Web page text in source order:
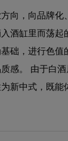
向，向品牌化
酒缸里而荡起
础，进行色值
感。 由于白
新中式，既能